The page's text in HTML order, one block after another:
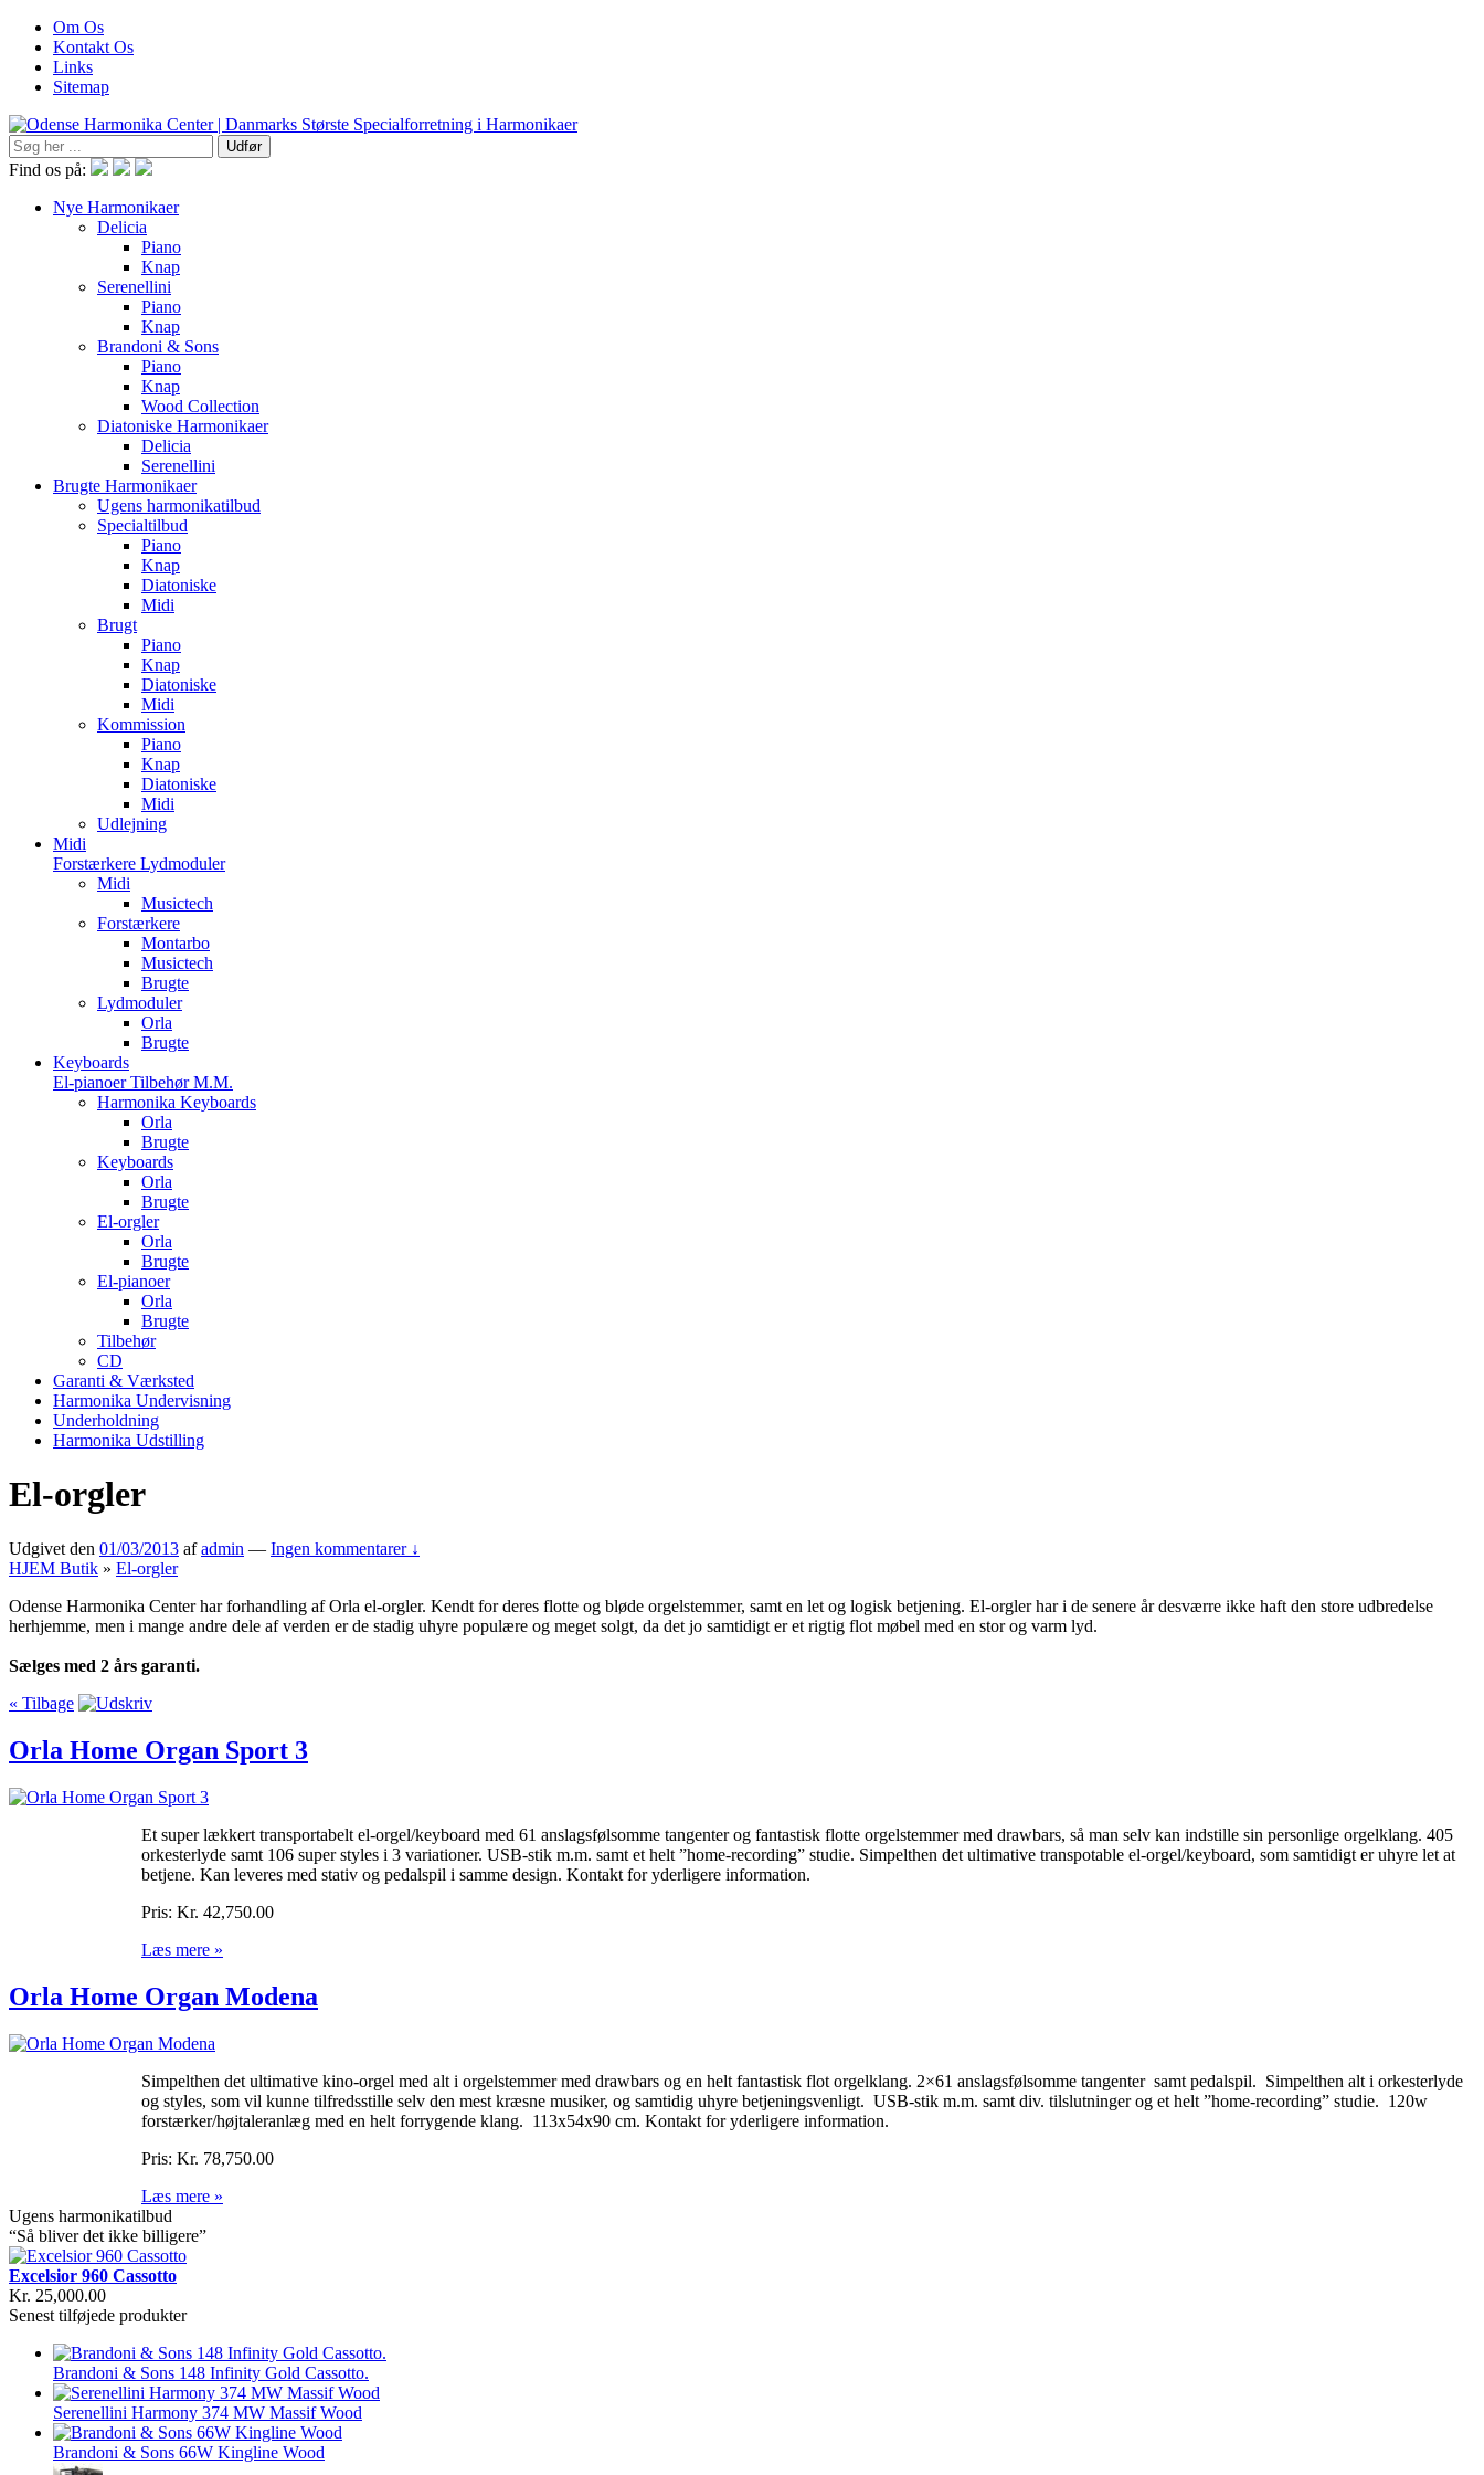
Om Os
Kontakt Os
Links
Sitemap
Find os på:
Nye Harmonikaer
Delicia
Piano
Knap
Serenellini
Piano
Knap
Brandoni & Sons
Piano
Knap
Wood Collection
Diatoniske Harmonikaer
Delicia
Serenellini
Brugte Harmonikaer
Ugens harmonikatilbud
Specialtilbud
Piano
Knap
Diatoniske
Midi
Brugt
Piano
Knap
Diatoniske
Midi
Kommission
Piano
Knap
Diatoniske
Midi
Udlejning
Midi
Forstærkere Lydmoduler
Midi
Musictech
Forstærkere
Montarbo
Musictech
Brugte
Lydmoduler
Orla
Brugte
Keyboards
El-pianoer Tilbehør M.M.
Harmonika Keyboards
Orla
Brugte
Keyboards
Orla
Brugte
El-orgler
Orla
Brugte
El-pianoer
Orla
Brugte
Tilbehør
CD
Garanti & Værksted
Harmonika Undervisning
Underholdning
Harmonika Udstilling
El-orgler
Udgivet den 01/03/2013 afadmin — Ingen kommentarer ↓
HJEM Butik » El-orgler
Odense Harmonika Center har forhandling af Orla el-orgler. Kendt for deres flotte og bløde orgelstemmer, samt en let og logisk betjening. El-orgler har i de senere år desværre ikke haft den store udbredelse
herhjemme, men i mange andre dele af verden er de stadig uhyre populære og meget solgt, da det jo samtidigt er et rigtig flot møbel med en stor og varm lyd.
Sælges med 2 års garanti.
« Tilbage
Orla Home Organ Sport 3
Et super lækkert transportabelt el-orgel/keyboard med 61 anslagsfølsomme tangenter og fantastisk flotte orgelstemmer med drawbars, så man selv kan indstille sin personlige orgelklang. 405
orkesterlyde samt 106 super styles i 3 variationer. USB-stik m.m. samt et helt ”home-recording” studie. Simpelthen det ultimative transpotable el-orgel/keyboard, som samtidigt er uhyre let at
betjene. Kan leveres med stativ og pedalspil i samme design. Kontakt for yderligere information.
Pris: Kr. 42,750.00
Læs mere »
Orla Home Organ Modena
Simpelthen det ultimative kino-orgel med alt i orgelstemmer med drawbars og en helt fantastisk flot orgelklang. 2×61 anslagsfølsomme tangenter samt pedalspil. Simpelthen alt i orkesterlyde
og styles, som vil kunne tilfredsstille selv den mest kræsne musiker, og samtidig uhyre betjeningsvenligt. USB-stik m.m. samt div. tilslutninger og et helt ”home-recording” studie. 120w
forstærker/højtaleranlæg med en helt forrygende klang. 113x54x90 cm. Kontakt for yderligere information.
Pris: Kr. 78,750.00
Læs mere »
Ugens harmonikatilbud
“Så bliver det ikke billigere”
Excelsior 960 Cassotto
Kr. 25,000.00
Senest tilføjede produkter
Brandoni & Sons 148 Infinity Gold Cassotto.
Serenellini Harmony 374 MW Massif Wood
Brandoni & Sons 66W Kingline Wood